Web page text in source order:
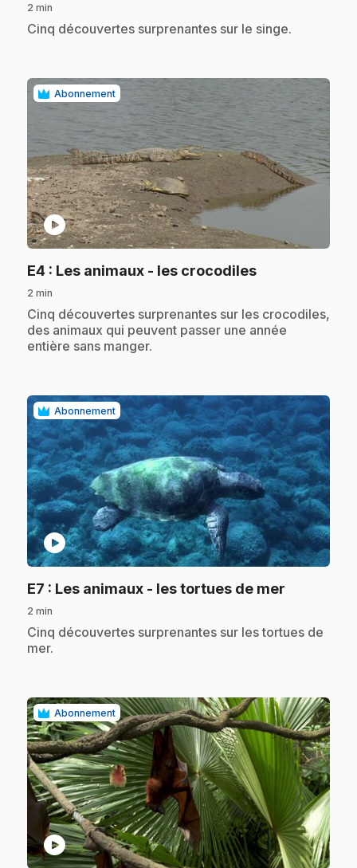
2 min
.Cinq découvertes surprenantes sur le singe.
Abonnement
play_circle
E4 : Les animaux - les crocodiles.
2 min
.Cinq découvertes surprenantes sur les crocodiles,
des animaux qui peuvent passer une année
entière sans manger.
Abonnement
play_circle
E7 : Les animaux - les tortues de mer
2 min
.Cinq découvertes surprenantes sur les tortues de
mer.
Abonnement
play_circle